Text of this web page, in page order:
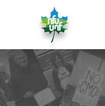
Aller au contenu